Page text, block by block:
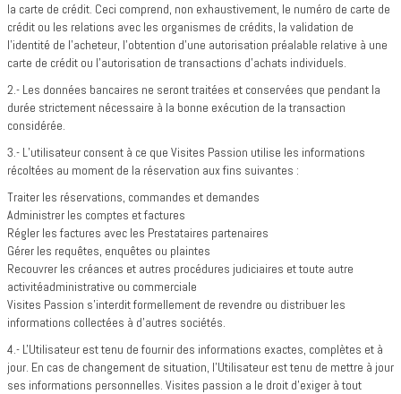
la carte de crédit. Ceci comprend, non exhaustivement, le numéro de carte de
crédit ou les relations avec les organismes de crédits, la validation de
l’identité de l’acheteur, l’obtention d’une autorisation préalable relative à une
carte de crédit ou l’autorisation de transactions d’achats individuels.
2.- Les données bancaires ne seront traitées et conservées que pendant la
durée strictement nécessaire à la bonne exécution de la transaction
considérée.
3.- L’utilisateur consent à ce que Visites Passion utilise les informations
récoltées au moment de la réservation aux fins suivantes :
Traiter les réservations, commandes et demandes
Administrer les comptes et factures
Régler les factures avec les Prestataires partenaires
Gérer les requêtes, enquêtes ou plaintes
Recouvrer les créances et autres procédures judiciaires et toute autre
activitéadministrative ou commerciale
Visites Passion s’interdit formellement de revendre ou distribuer les
informations collectées à d’autres sociétés.
4.- L'Utilisateur est tenu de fournir des informations exactes, complètes et à
jour. En cas de changement de situation, l'Utilisateur est tenu de mettre à jour
ses informations personnelles. Visites passion a le droit d'exiger à tout